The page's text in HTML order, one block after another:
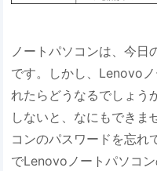
ノートパソコンは、今日
です。しかし、Lenovo
れたらどうなるでしょう
しないと、なにもできま
コンのパスワードを忘れ
でLenovoノートパソコ